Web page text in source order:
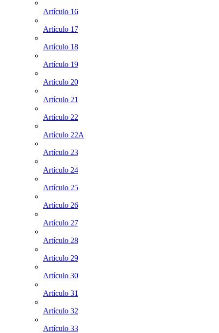
Artículo 16
Artículo 17
Artículo 18
Artículo 19
Artículo 20
Artículo 21
Artículo 22
Artículo 22A
Artículo 23
Artículo 24
Artículo 25
Artículo 26
Artículo 27
Artículo 28
Artículo 29
Artículo 30
Artículo 31
Artículo 32
Artículo 33